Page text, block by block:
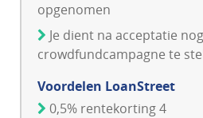
opgenomen
Je dient na acceptatie
crowdfundcampagne te
Voordelen LoanStreet
0,5% rentekorting 4